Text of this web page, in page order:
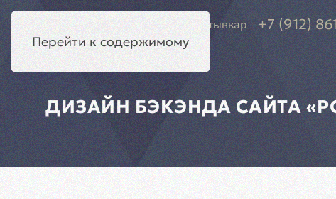
Перейти к содержимому
Сыктывкар +7 (912)
ДИЗАЙН БЭКЭНДА САЙТА